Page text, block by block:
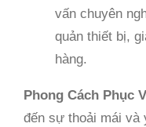
vấn chuyên
quản thiết bị,
hàng.
Phong Cách Phục
đến sự thoải mái và